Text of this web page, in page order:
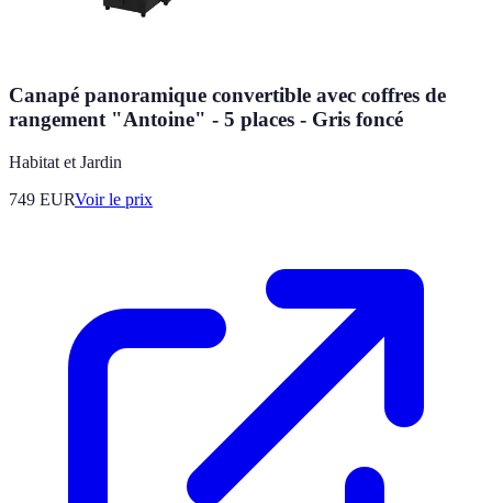
Canapé panoramique convertible avec coffres de
rangement "Antoine" - 5 places - Gris foncé
Habitat et Jardin
749 EURVoir le prix